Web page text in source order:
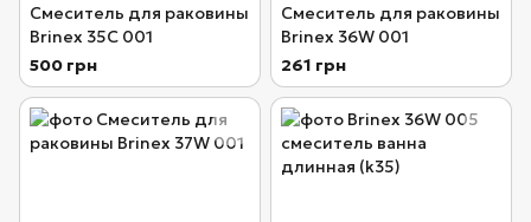
Смеситель для раковины
Brinex 35С 001
500 грн
Смеситель для раковины
Brinex 36W 001
261 грн